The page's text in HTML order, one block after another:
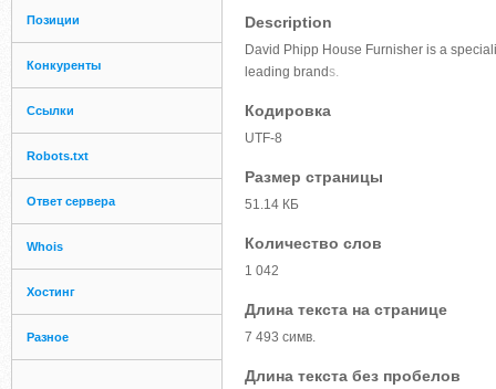
Позиции
Конкуренты
Ссылки
Robots.txt
Ответ сервера
Whois
Хостинг
Разное
Description
David Phipp House Furnisher is a
leading brands.
Кодировка
UTF-8
Размер страницы
51.14 КБ
Количество слов
1 042
Длина текста на странице
7 493 симв.
Длина текста без пробелов